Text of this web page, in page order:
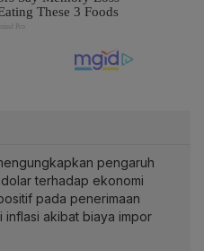
pengaruh
terhadap ekonomi
pada penerimaan
akibat biaya impor